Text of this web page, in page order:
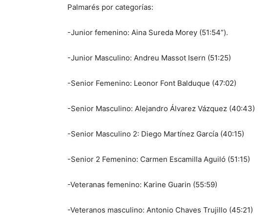
Palmarés por categorías:
-Junior femenino: Aina Sureda Morey (51:54”).
-Junior Masculino: Andreu Massot Isern (51:25)
-Senior Femenino: Leonor Font Balduque (47:02)
-Senior Masculino: Alejandro Álvarez Vázquez (40:43)
-Senior Masculino 2: Diego Martínez García (40:15)
-Senior 2 Femenino: Carmen Escamilla Aguiló (51:15)
-Veteranas femenino: Karine Guarin (55:59)
-Veteranos masculino: Antonio Chaves Trujillo (45:21)